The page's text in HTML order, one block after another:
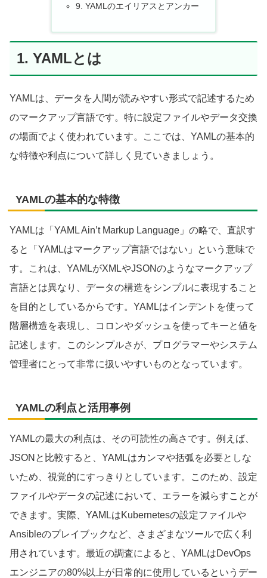
9. YAMLのエイリアスとアンカー
1. YAMLとは
YAMLは、データを人間が読みやすい形式で記述するため
のマークアップ言語です。特に設定ファイルやデータ交換
の場面でよく使われています。ここでは、YAMLの基本的
な特徴や利点について詳しく見ていきましょう。
YAMLの基本的な特徴
YAMLは「YAML Ain’t Markup Language」の略で、直訳す
ると「YAMLはマークアップ言語ではない」という意味で
す。これは、YAMLがXMLやJSONのようなマークアップ
言語とは異なり、データの構造をシンプルに表現すること
を目的としているからです。YAMLはインデントを使って
階層構造を表現し、コロンやダッシュを使ってキーと値を
記述します。このシンプルさが、プログラマーやシステム
管理者にとって非常に扱いやすいものとなっています。
YAMLの利点と活用事例
YAMLの最大の利点は、その可読性の高さです。例えば、
JSONと比較すると、YAMLはカンマや括弧を必要としな
いため、視覚的にすっきりとしています。このため、設定
ファイルやデータの記述において、エラーを減らすことが
できます。実際、YAMLはKubernetesの設定ファイルや
Ansibleのプレイブックなど、さまざまなツールで広く利
用されています。最近の調査によると、YAMLはDevOps
エンジニアの80%以上が日常的に使用しているというデー